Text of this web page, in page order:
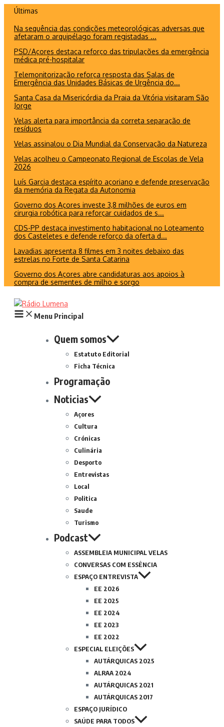
conteúdo
Últimas
Na sequência das condições meteorológicas adversas que
afetaram o arquipélago foram registadas ...
PSD/Açores destaca reforço das tripulações da emergência
médica pré-hospitalar
Telemonitorização reforça resposta das Salas de
Emergência das Unidades Básicas de Urgência do...
Santa Casa da Misericórdia da Praia da Vitória visitaram São
Jorge
Velas alerta para importância da correta separação de
resíduos
Velas assinalou o Dia Mundial da Conservação da Natureza
Velas acolheu o Campeonato Regional de Escolas de Vela
2026
Luís Garcia destaca espírito açoriano e defende preservação
da memória da Regata da Autonomia
Governo dos Açores investe 3,8 milhões de euros em
cirurgia robótica para reforçar cuidados de s...
CDS-PP destaca investimento habitacional no Loteamento
dos Casteletes e defende reforço da oferta d...
Lavadias apresenta 8 filmes em 3 noites debaixo das
estrelas no Forte de Santa Catarina
Governo dos Açores abre candidaturas aos apoios à
compra de sementes de milho e sorgo
Menu Principal
Quem somos
Estatuto Editorial
Ficha Técnica
Programação
Noticias
Açores
Cultura
Crónicas
Culinária
Desporto
Entrevistas
Local
Politica
Saude
Turismo
Podcast
ASSEMBLEIA MUNICIPAL VELAS
CONVERSAS COM ESSÊNCIA
ESPAÇO ENTREVISTA
EE 2026
EE 2025
EE 2024
EE 2023
EE 2022
ESPECIAL ELEIÇÕES
AUTÁRQUICAS 2025
ALRAA 2024
AUTÁRQUICAS 2021
AUTÁRQUICAS 2017
ESPAÇO JURÍDICO
SAÚDE PARA TODOS